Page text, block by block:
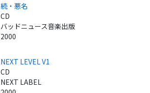
続・悪名
CD
バッドニュース音楽出版
2000
NEXT LEVEL V1
CD
NEXT LABEL